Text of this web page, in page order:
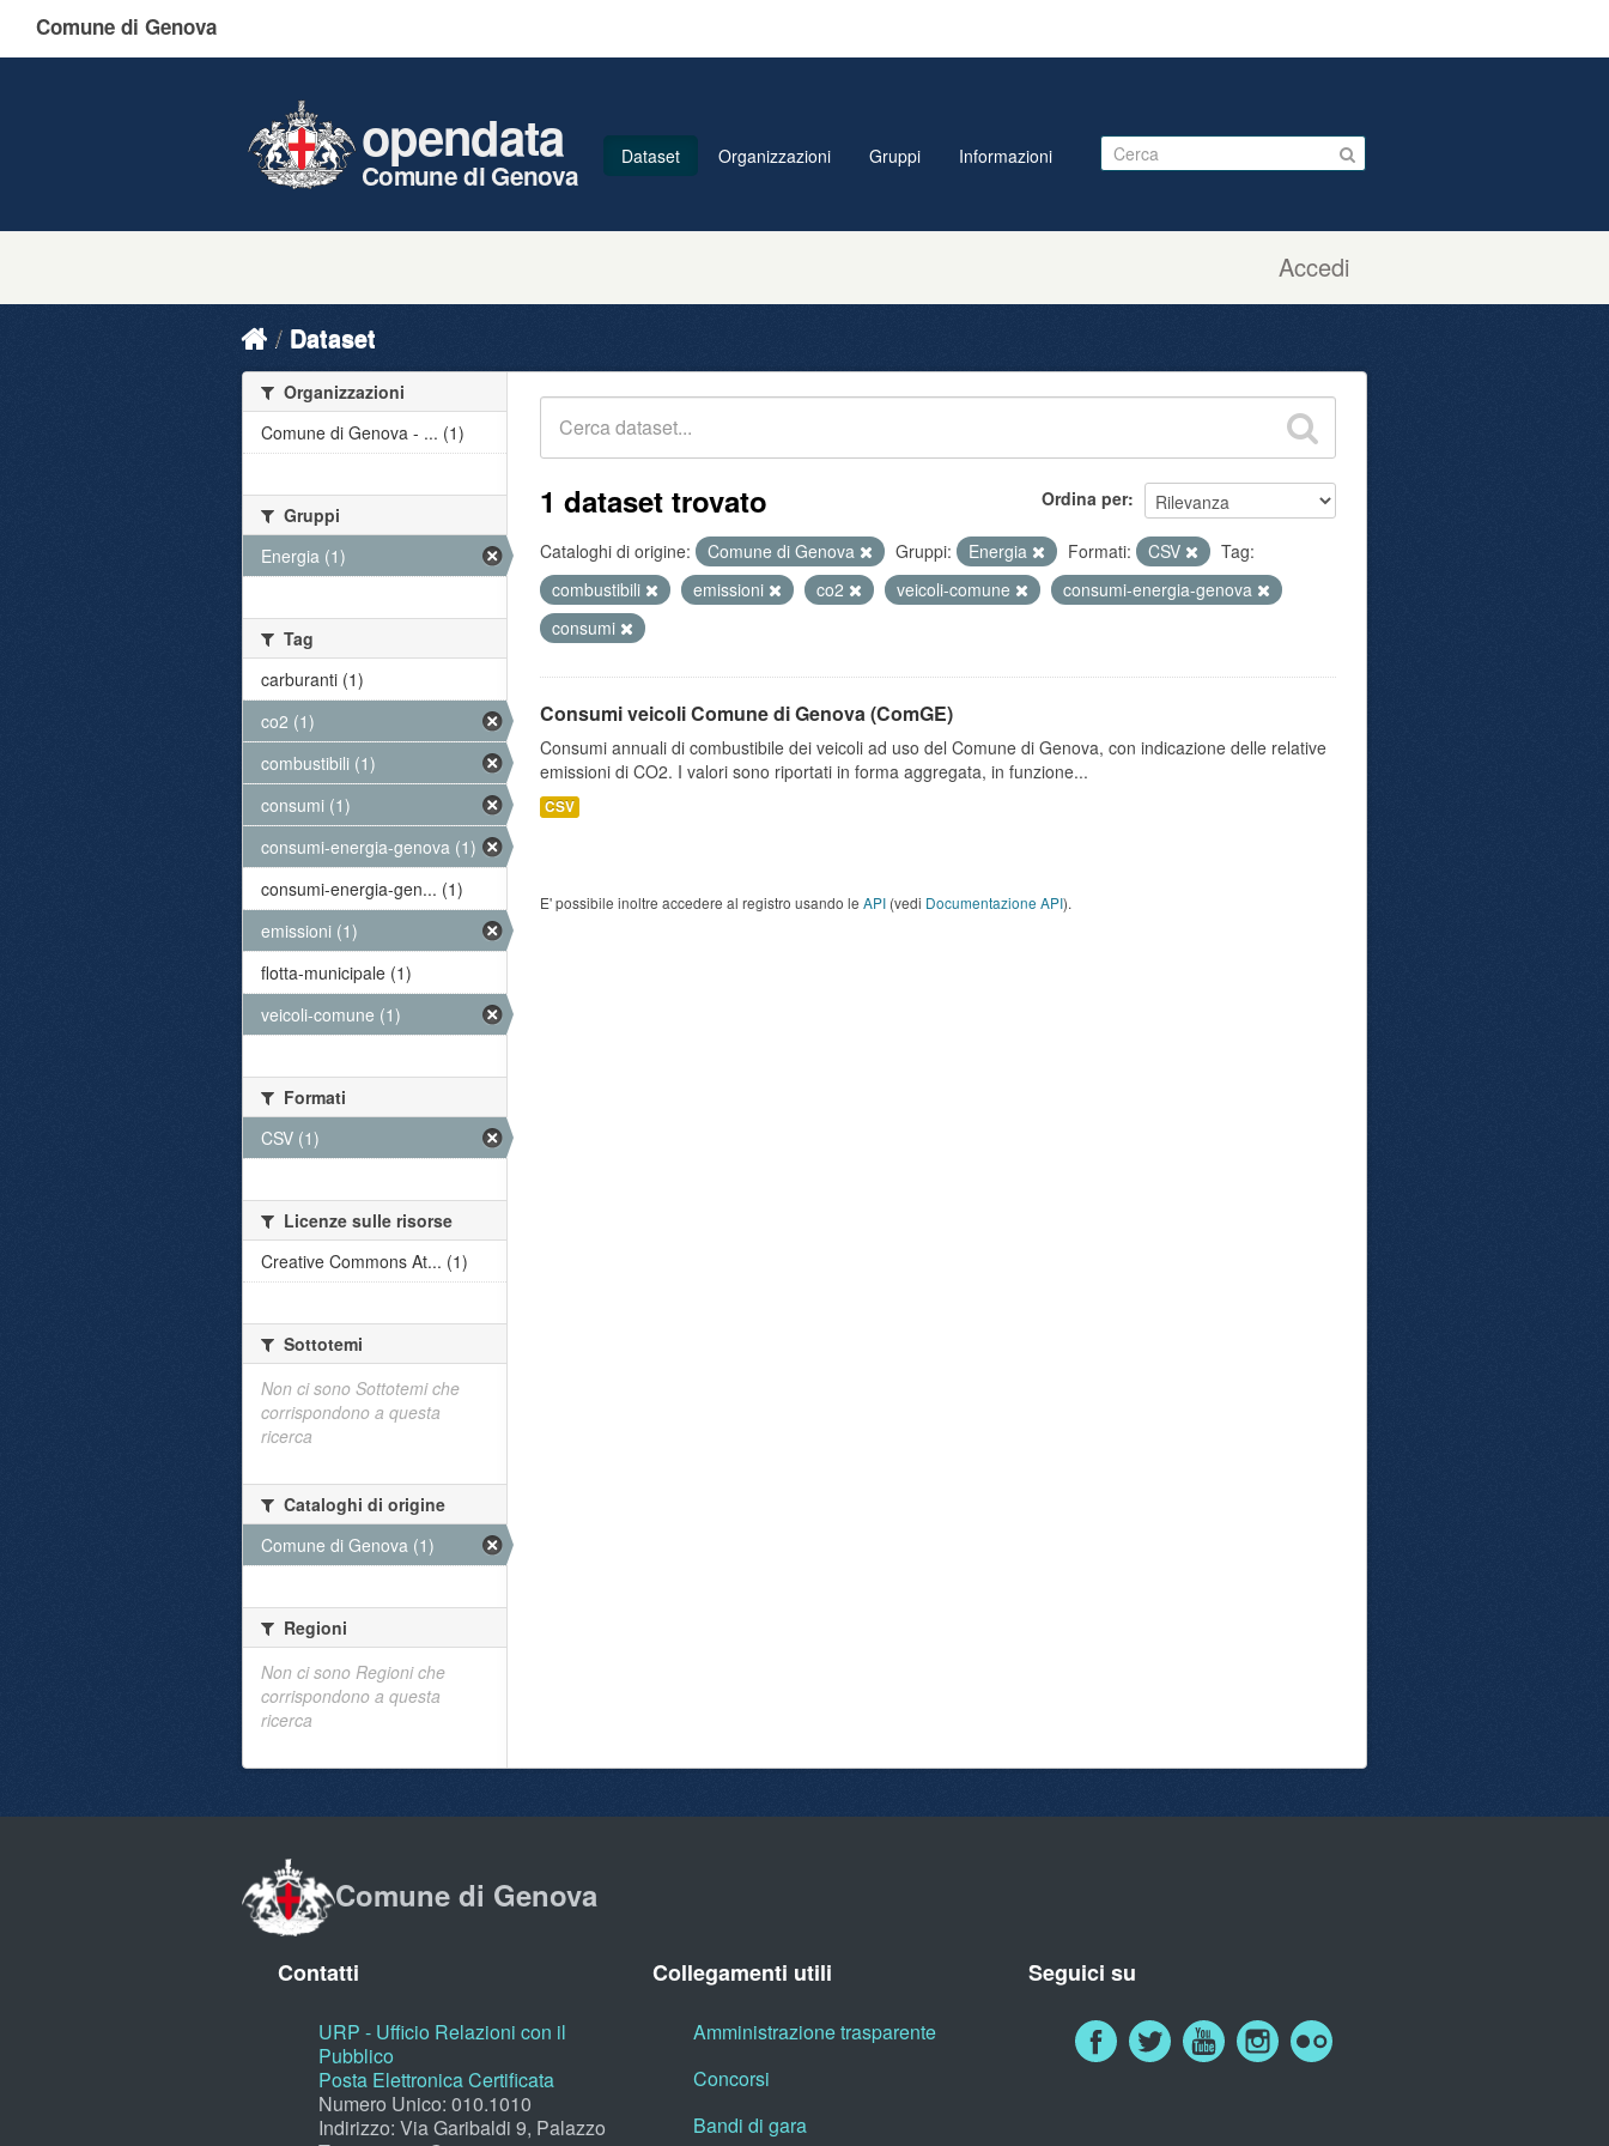
Comune di Genova
Accedi
opendata
Comune di Genova
Dataset Organizzazioni Gruppi Informazioni
Dataset
Ordina per
1 dataset trovato
Cataloghi di origine: Comune di Genova Gruppi: Energia Formati: CSV
Tag:
combustibili
emissioni co2 veicoli-comune
consumi-energia-genova
consumi
Consumi veicoli Comune di Genova (ComGE)
Consumi annuali di combustibile dei veicoli ad uso del Comune di Genova, con indicazione delle relative
emissioni di CO2. I valori sono riportati in forma aggregata, in funzione...
CSV
E' possibile inoltre accedere al registro usando le API (vedi Documentazione API).
Organizzazioni
Comune di Genova - ... (1)
Gruppi
Energia (1)
Tag
carburanti (1)
co2 (1)
combustibili (1)
consumi (1)
consumi-energia-genova (1)
consumi-energia-gen... (1)
emissioni (1)
flotta-municipale (1)
veicoli-comune (1)
Formati
CSV (1)
Licenze sulle risorse
Creative Commons At... (1)
Sottotemi
Non ci sono Sottotemi che
corrispondono a questa
ricerca
Cataloghi di origine
Comune di Genova (1)
Regioni
Non ci sono Regioni che
corrispondono a questa
ricerca
Comune di Genova
Contatti
URP - Ufficio Relazioni con il
Pubblico
Posta Elettronica Certificata
Numero Unico: 010.1010
Indirizzo: Via Garibaldi 9, Palazzo
Collegamenti utili
Amministrazione trasparente
Concorsi
Bandi di gara
Seguici su